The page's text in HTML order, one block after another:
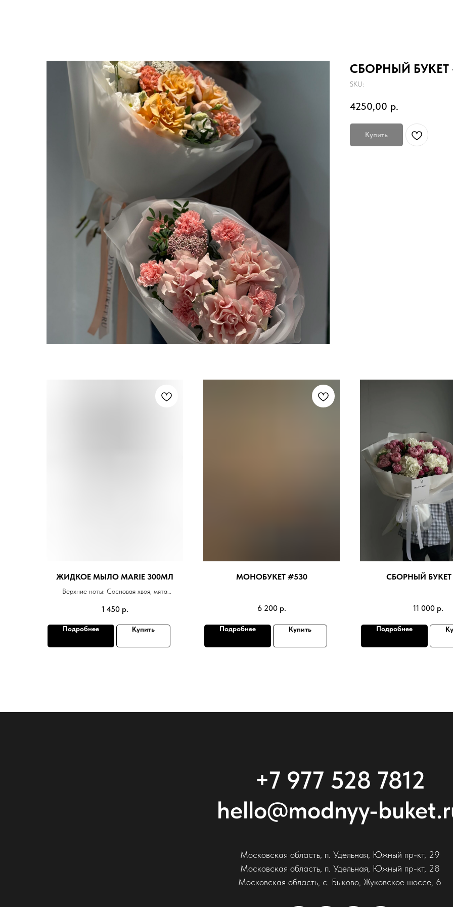
СБОРНЫЙ БУКЕТ
SKU:
4250,00 р.
Купить
ЖИДКОЕ МЫЛО MARIE 300МЛ
Верхние ноты: Сосновая хвоя, мята
Базовые ноты: Мох, мускус, сандаловое
дерево, кедр
1 450 р.
Подробнее Купить
МОНОБУКЕТ #530
6 200 р.
Подробнее Купить
СБОРНЫЙ БУКЕТ
11 000 р.
Подробнее
+7 977 528 7812
hello@modnyy-
Московская область, п. Удельная, Южный пр-кт, 29
Московская область, п. Удельная, Южный пр-кт, 28
Московская область, с. Быково, Жуковское шоссе, 6